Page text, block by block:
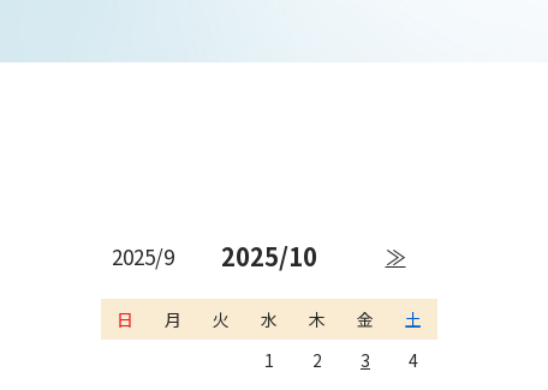
2025/9 2025/10 ≫
日 月 火 水 木 金
土
1
2 3
4